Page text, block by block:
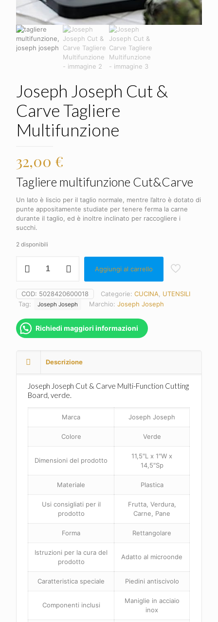
Joseph Joseph Cut &
Carve Tagliere
Multifunzione
32,00 €
Tagliere multifunzione Cut&Carve
Un lato è liscio per il taglio normale, mentre l’altro è dotato di
punte appositamente studiate per tenere ferma la carne
durante il taglio, ed è inoltre inclinato per raccogliere i
succhi.
2 disponibili
&
Carve
Tagliere
quantità
Aggiungi al carrello
COD: 5028420600018 Categorie: CUCINA
UTENSILI
Tag:
Joseph Joseph Marchio: Joseph Joseph
Richiedi maggiori informazioni
Descrizione
Joseph Joseph Cut & Carve Multi-Function Cutting
Board, verde.
Marca Joseph Joseph
Colore Verde
Dimensioni del prodotto
11,5″L x 1″W x
14,5″Sp
Materiale Plastica
Usi consigliati per il
prodotto
Frutta, Verdura,
Carne, Pane
Forma Rettangolare
Istruzioni per la cura del
prodotto
Adatto al microonde
Caratteristica speciale Piedini antiscivolo
Componenti inclusi
Maniglie in acciaio
inox